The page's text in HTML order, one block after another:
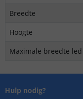
Breedte
Hoogte
Maximale breedte
Hulp nodig?